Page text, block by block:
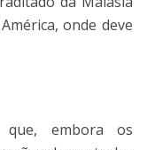
onde deve
que, embora os